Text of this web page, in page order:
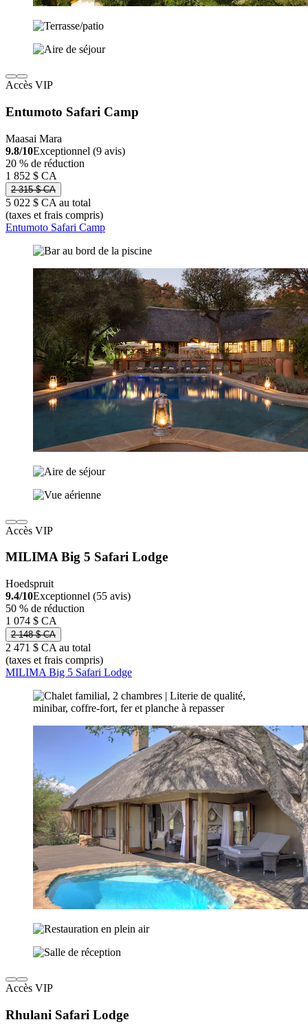
Accès VIP
Entumoto Safari Camp
Maasai Mara
9.8/10Exceptionnel (9 avis)
20 % de réduction
1 852 $ CA
2 315 $ CA
5 022 $ CA au total
(taxes et frais compris)
Entumoto Safari Camp
Accès VIP
MILIMA Big 5 Safari Lodge
Hoedspruit
9.4/10Exceptionnel (55 avis)
50 % de réduction
1 074 $ CA
2 148 $ CA
2 471 $ CA au total
(taxes et frais compris)
MILIMA Big 5 Safari Lodge
Accès VIP
Rhulani Safari Lodge